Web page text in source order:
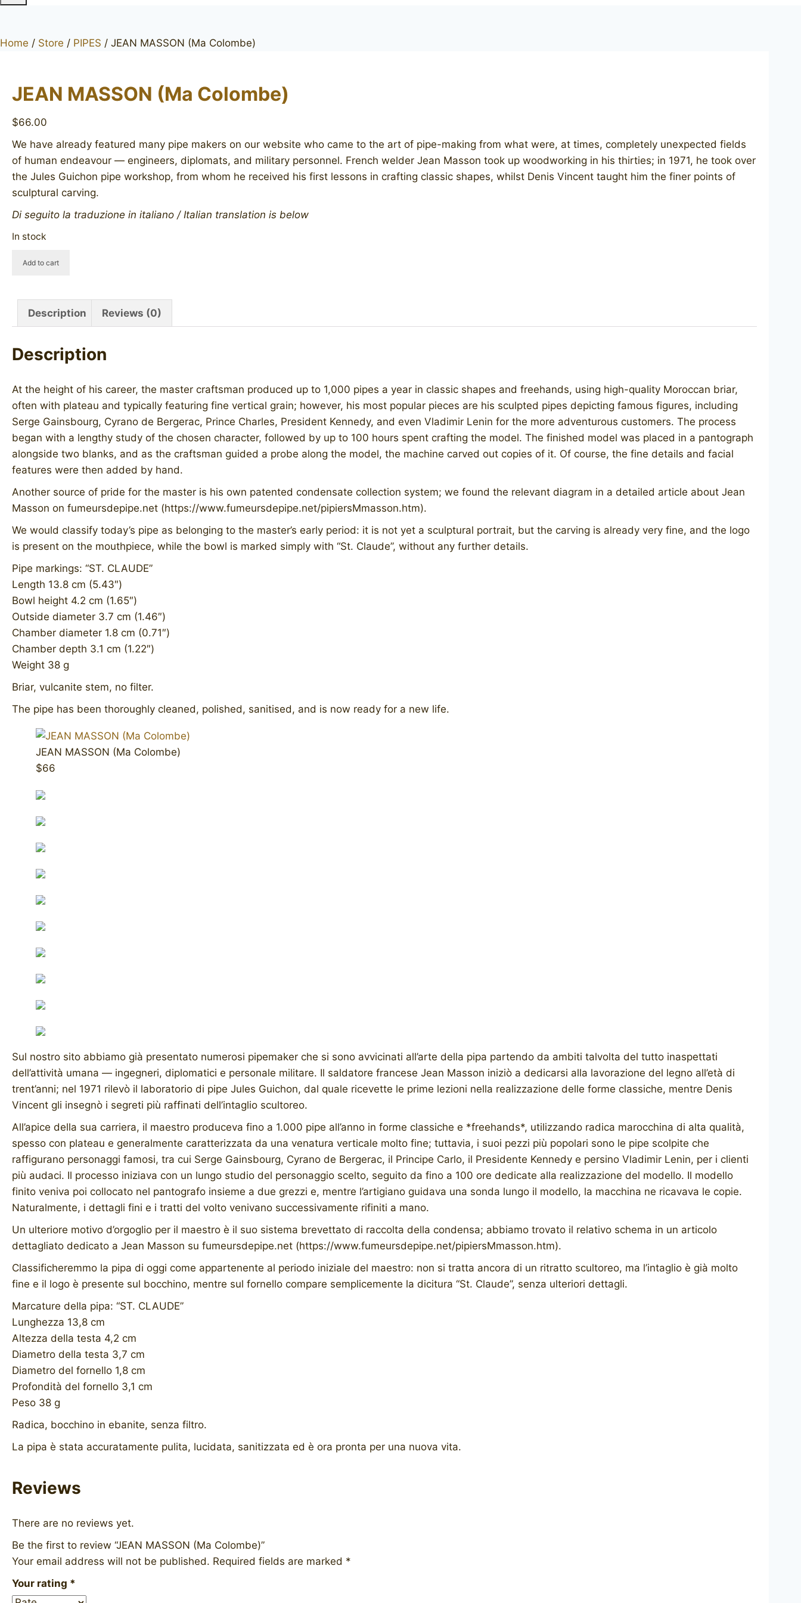
Home / Store / PIPES / JEAN MASSON (Ma Colombe)
JEAN MASSON (Ma Colombe)
$66.00
We have already featured many pipe makers on our website who came to the art of pipe-making from what were, at times, completely unexpected fields
of human endeavour — engineers, diplomats, and military personnel. French welder Jean Masson took up woodworking in his thirties; in 1971, he took over
the Jules Guichon pipe workshop, from whom he received his first lessons in crafting classic shapes, whilst Denis Vincent taught him the finer points of
sculptural carving.
Di seguito la traduzione in italiano / Italian translation is below
In stock
JEAN
Add to cart
Description Reviews (0)
Description
At the height of his career, the master craftsman produced up to 1,000 pipes a year in classic shapes and freehands, using high-quality Moroccan briar,
often with plateau and typically featuring fine vertical grain; however, his most popular pieces are his sculpted pipes depicting famous figures, including
Serge Gainsbourg, Cyrano de Bergerac, Prince Charles, President Kennedy, and even Vladimir Lenin for the more adventurous customers. The process
began with a lengthy study of the chosen character, followed by up to 100 hours spent crafting the model. The finished model was placed in a pantograph
alongside two blanks, and as the craftsman guided a probe along the model, the machine carved out copies of it. Of course, the fine details and facial
features were then added by hand.
Another source of pride for the master is his own patented condensate collection system; we found the relevant diagram in a detailed article about Jean
Masson on fumeursdepipe.net (https://www.fumeursdepipe.net/pipiersMmasson.htm).
We would classify today’s pipe as belonging to the master’s early period: it is not yet a sculptural portrait, but the carving is already very fine, and the logo
is present on the mouthpiece, while the bowl is marked simply with “St. Claude”, without any further details.
Pipe markings: “ST. CLAUDE”
Length 13.8 cm (5.43″)
Bowl height 4.2 cm (1.65″)
Outside diameter 3.7 cm (1.46″)
Chamber diameter 1.8 cm (0.71″)
Chamber depth 3.1 cm (1.22″)
Weight 38 g
Briar, vulcanite stem, no filter.
The pipe has been thoroughly cleaned, polished, sanitised, and is now ready for a new life.
JEAN MASSON (Ma Colombe)
$66
Sul nostro sito abbiamo già presentato numerosi pipemaker che si sono avvicinati all’arte della pipa partendo da ambiti talvolta del tutto inaspettati
dell’attività umana — ingegneri, diplomatici e personale militare. Il saldatore francese Jean Masson iniziò a dedicarsi alla lavorazione del legno all’età di
trent’anni; nel 1971 rilevò il laboratorio di pipe Jules Guichon, dal quale ricevette le prime lezioni nella realizzazione delle forme classiche, mentre Denis
Vincent gli insegnò i segreti più raffinati dell’intaglio scultoreo.
All’apice della sua carriera, il maestro produceva fino a 1.000 pipe all’anno in forme classiche e *freehands*, utilizzando radica marocchina di alta qualità,
spesso con plateau e generalmente caratterizzata da una venatura verticale molto fine; tuttavia, i suoi pezzi più popolari sono le pipe scolpite che
raffigurano personaggi famosi, tra cui Serge Gainsbourg, Cyrano de Bergerac, il Principe Carlo, il Presidente Kennedy e persino Vladimir Lenin, per i clienti
più audaci. Il processo iniziava con un lungo studio del personaggio scelto, seguito da fino a 100 ore dedicate alla realizzazione del modello. Il modello
finito veniva poi collocato nel pantografo insieme a due grezzi e, mentre l’artigiano guidava una sonda lungo il modello, la macchina ne ricavava le copie.
Naturalmente, i dettagli fini e i tratti del volto venivano successivamente rifiniti a mano.
Un ulteriore motivo d’orgoglio per il maestro è il suo sistema brevettato di raccolta della condensa; abbiamo trovato il relativo schema in un articolo
dettagliato dedicato a Jean Masson su fumeursdepipe.net (https://www.fumeursdepipe.net/pipiersMmasson.htm).
Classificheremmo la pipa di oggi come appartenente al periodo iniziale del maestro: non si tratta ancora di un ritratto scultoreo, ma l’intaglio è già molto
fine e il logo è presente sul bocchino, mentre sul fornello compare semplicemente la dicitura “St. Claude”, senza ulteriori dettagli.
Marcature della pipa: “ST. CLAUDE”
Lunghezza 13,8 cm
Altezza della testa 4,2 cm
Diametro della testa 3,7 cm
Diametro del fornello 1,8 cm
Profondità del fornello 3,1 cm
Peso 38 g
Radica, bocchino in ebanite, senza filtro.
La pipa è stata accuratamente pulita, lucidata, sanitizzata ed è ora pronta per una nuova vita.
Reviews
There are no reviews yet.
Be the first to review “JEAN MASSON (Ma Colombe)”
Your email address will not be published. Required fields are marked *
Your rating *